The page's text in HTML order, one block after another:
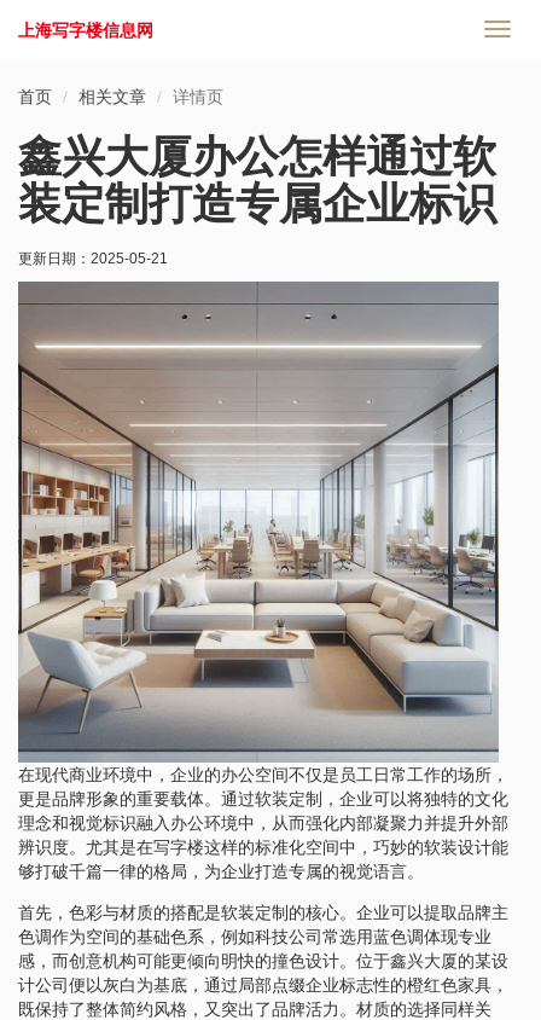
切
上海写字楼信息网
首页 相关文章 详情页
鑫兴大厦办公怎样通过软
装定制打造专属企业标识
更新日期： 2025-05-21
在现代商业环境中，企业的办公空间不仅是员工日常工作的场所，
更是品牌形象的重要载体。通过软装定制，企业可以将独特的文化
理念和视觉标识融入办公环境中，从而强化内部凝聚力并提升外部
辨识度。尤其是在写字楼这样的标准化空间中，巧妙的软装设计能
够打破千篇一律的格局，为企业打造专属的视觉语言。
首先，色彩与材质的搭配是软装定制的核心。企业可以提取品牌主
色调作为空间的基础色系，例如科技公司常选用蓝色调体现专业
感，而创意机构可能更倾向明快的撞色设计。位于鑫兴大厦的某设
计公司便以灰白为基底，通过局部点缀企业标志性的橙红色家具，
既保持了整体简约风格，又突出了品牌活力。材质的选择同样关